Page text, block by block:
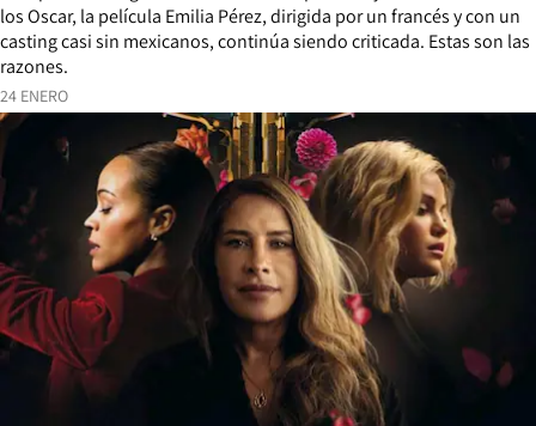
24 ENERO
los Oscar, la película Emilia Pérez, dirigida por un francés y con un
casting casi sin mexicanos, continúa siendo criticada. Estas son las
razones.